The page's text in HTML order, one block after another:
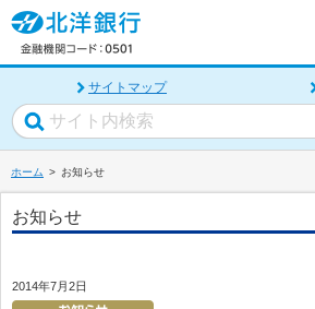
サイトマップ
ホーム お知らせ
お知らせ
2014年7月2日